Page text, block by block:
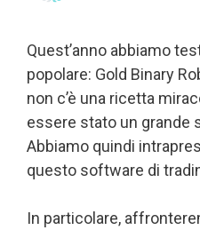
Quest’anno abbiamo
popolare: Gold Binary
non c’è una ricetta
essere stato un grande
Abbiamo quindi
questo software di
In particolare,